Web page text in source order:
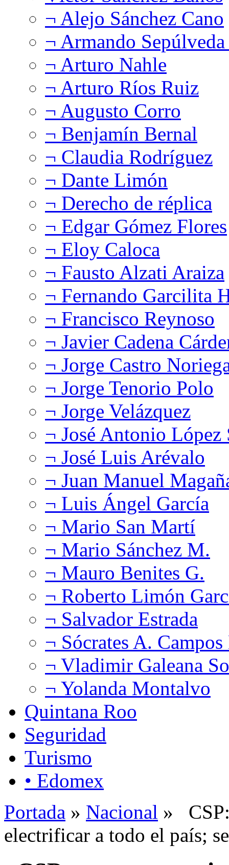
¬ Alejo Sánchez Cano
¬ Armando
¬ Arturo Nahle
¬ Arturo Ríos Ruiz
¬ Augusto Corro
¬ Benjamín Bernal
¬ Claudia Rodríguez
¬ Dante Limón
¬ Derecho de réplica
¬ Edgar Gómez Flores
¬ Eloy Caloca
¬ Fausto Alzati Araiza
¬ Fernando Garcilita
¬ Francisco Reynoso
¬ Javier Cadena
¬ Jorge Castro
¬ Jorge Tenorio Polo
¬ Jorge Velázquez
¬ José Antonio López
¬ José Luis Arévalo
¬ Juan Manuel
¬ Luis Ángel García
¬ Mario San Martí
¬ Mario Sánchez M.
¬ Mauro Benites G.
¬ Roberto Limón
¬ Salvador Estrada
¬ Sócrates A.
¬ Vladimir Galeana
¬ Yolanda Montalvo
Quintana Roo
Seguridad
Turismo
• Edomex
Portada » Nacional » CSP:
electrificar a todo el país;